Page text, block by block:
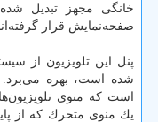
خانگی مجهز تبدیل
صفحه‌نمایش قرار
است كه منوی
یك منوی متحرك كه از